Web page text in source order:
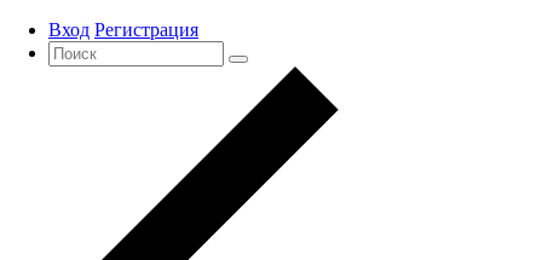
Вход Регистрация